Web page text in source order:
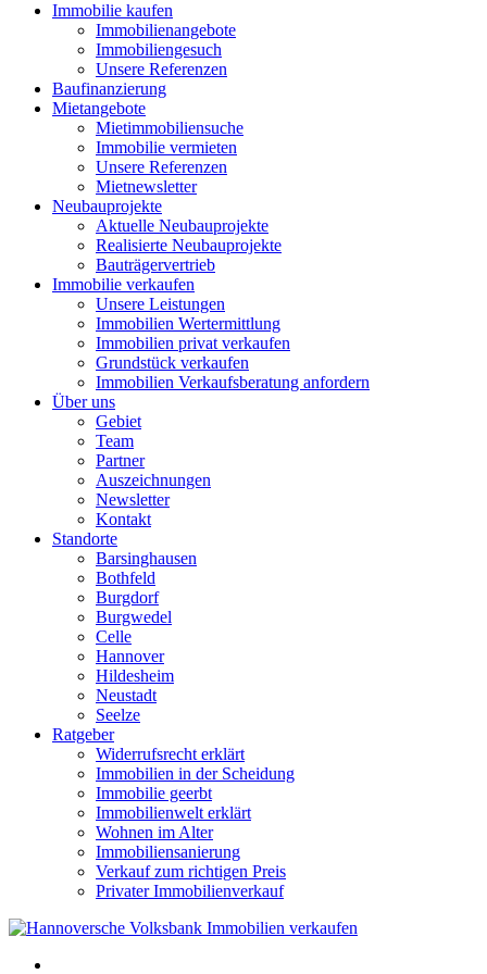
Immobilie kaufen
Immobilienangebote
Immobiliengesuch
Unsere Referenzen
Baufinanzierung
Mietangebote
Mietimmobiliensuche
Immobilie vermieten
Unsere Referenzen
Mietnewsletter
Neubauprojekte
Aktuelle Neubauprojekte
Realisierte Neubauprojekte
Bauträgervertrieb
Immobilie verkaufen
Unsere Leistungen
Immobilien Wertermittlung
Immobilien privat verkaufen
Grundstück verkaufen
Immobilien Verkaufsberatung anfordern
Über uns
Gebiet
Team
Partner
Auszeichnungen
Newsletter
Kontakt
Standorte
Barsinghausen
Bothfeld
Burgdorf
Burgwedel
Celle
Hannover
Hildesheim
Neustadt
Seelze
Ratgeber
Widerrufsrecht erklärt
Immobilien in der Scheidung
Immobilie geerbt
Immobilienwelt erklärt
Wohnen im Alter
Immobiliensanierung
Verkauf zum richtigen Preis
Privater Immobilienverkauf